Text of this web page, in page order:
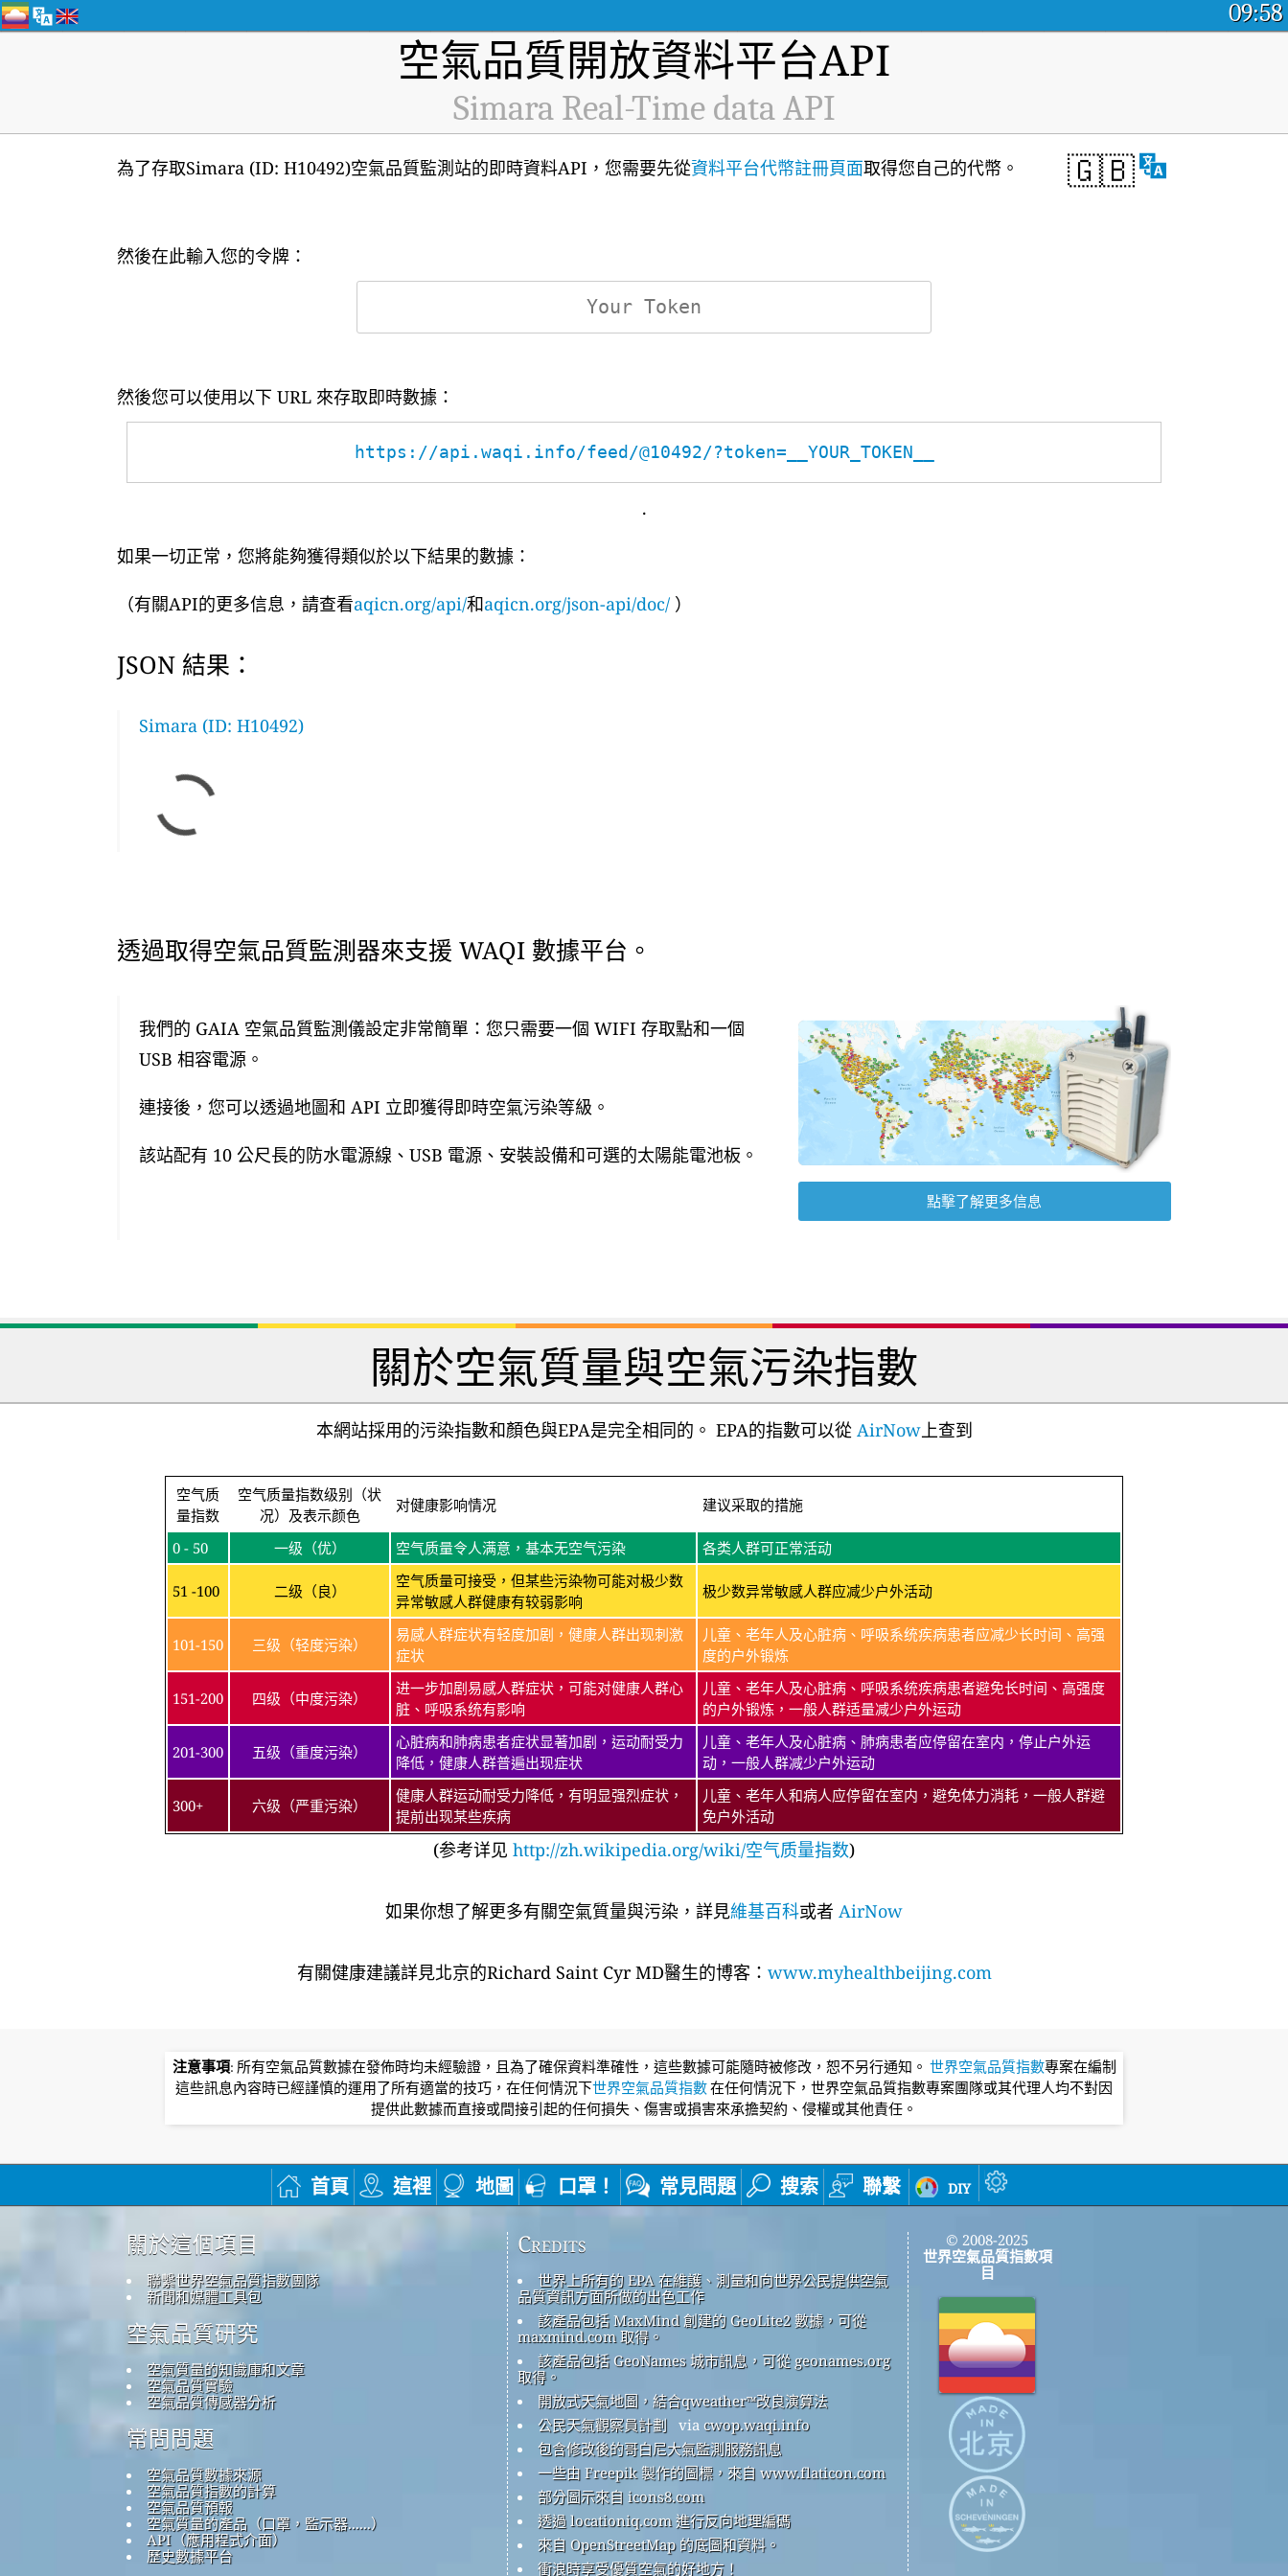
09:58
空氣品質開放資料平台API
Simara Real-Time data API
🇬🇧
為了存取Simara (ID: H10492)空氣品質監測站的即時資料API，您需要先從資料平台代幣註冊頁面取得您自己的代幣。
然後在此輸入您的令牌：
然後您可以使用以下 URL 來存取即時數據：
https://api.waqi.info/feed/@10492/?token=__YOUR_TOKEN__
.
如果一切正常，您將能夠獲得類似於以下結果的數據：
（有關API的更多信息，請查看aqicn.org/api/和aqicn.org/json-api/doc/ ）
JSON 結果：
Simara (ID: H10492)
透過取得空氣品質監測器來支援 WAQI 數據平台。
我們的 GAIA 空氣品質監測儀設定非常簡單：您只需要一個 WIFI 存取點和一個
USB 相容電源。
連接後，您可以透過地圖和 API 立即獲得即時空氣污染等級。
該站配有 10 公尺長的防水電源線、USB 電源、安裝設備和可選的太陽能電池板。
點擊了解更多信息
關於空氣質量與空氣污染指數
本網站採用的污染指數和顏色與EPA是完全相同的。 EPA的指數可以從AirNow上查到
空气质
量指数
空气质量指数级别（状
况）及表示颜色
对健康影响情况 建议采取的措施
0 - 50 一级（优） 空气质量令人满意，基本无空气污染 各类人群可正常活动
51 -100 二级（良）
空气质量可接受，但某些污染物可能对极少数
异常敏感人群健康有较弱影响
极少数异常敏感人群应减少户外活动
101-150 三级（轻度污染）
易感人群症状有轻度加剧，健康人群出现刺激
症状
儿童、老年人及心脏病、呼吸系统疾病患者应减少长时间、高强
度的户外锻炼
151-200 四级（中度污染）
进一步加剧易感人群症状，可能对健康人群心
脏、呼吸系统有影响
儿童、老年人及心脏病、呼吸系统疾病患者避免长时间、高强度
的户外锻炼，一般人群适量减少户外运动
201-300 五级（重度污染）
心脏病和肺病患者症状显著加剧，运动耐受力
降低，健康人群普遍出现症状
儿童、老年人及心脏病、肺病患者应停留在室内，停止户外运
动，一般人群减少户外运动
300+ 六级（严重污染）
健康人群运动耐受力降低，有明显强烈症状，
提前出现某些疾病
儿童、老年人和病人应停留在室内，避免体力消耗，一般人群避
免户外活动
(参考详见 http://zh.wikipedia.org/wiki/空气质量指数)
如果你想了解更多有關空氣質量與污染，詳見維基百科或者 AirNow
有關健康建議詳​​見北京的Richard Saint Cyr MD醫生的博客： www.myhealthbeijing.com
注意事項: 所有空氣品質數據在發佈時均未經驗證，且為了確保資料準確性，這些數據可能隨時被修改，恕不另行通知。 世界空氣品質指數專案在編制
這些訊息內容時已經謹慎的運用了所有適當的技巧，在任何情況下世界空氣品質指數在任何情況下，世界空氣品質指數專案團隊或其代理人均不對因
提供此數據而直接或間接引起的任何損失、傷害或損害來承擔契約、侵權或其他責任。
首頁 這裡 地圖 口罩！ 常見問題 搜索 聯繫 diy
關於這個項目
聯繫世界空氣品質指數團隊
新聞和媒體工具包
空氣品質研究
空氣質量的知識庫和文章
空氣品質實驗
空氣品質傳感器分析
常問問題
空氣品質數據來源
空氣品質指數的計算
空氣品質預報
空氣質量的產品（口罩，監示器......）
API（應用程式介面）
歷史數據平台
Credits
世界上所有的 EPA 在維護、測量和向世界公民提供空氣
品質資訊方面所做的出色工作
該產品包括 MaxMind 創建的 GeoLite2 數據，可從
maxmind.com 取得。
該產品包括 GeoNames 城市訊息，可從 geonames.org
取得。
開放式天氣地圖，結合qweather™改良演算法
公民天氣觀察員計劃 via cwop.waqi.info
包含修改後的哥白尼大氣監測服務訊息
一些由 Freepik 製作的圖標，來自 www.flaticon.com
部分圖示來自 icons8.com
透過 locationiq.com 進行反向地理編碼
來自 OpenStreetMap 的底圖和資料。
衝浪時享受優質空氣的好地方！
© 2008-2025
世界空氣品質指數項
目